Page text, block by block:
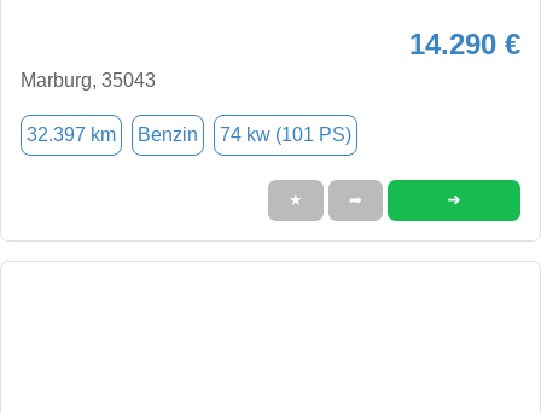
14.290 €
Marburg, 35043
32.397 km Benzin 74 kw (101 PS)
★ ➦ ➜